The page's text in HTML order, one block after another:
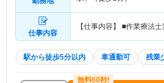
仕事内容
【仕事内容】 ■作業療法
駅から徒歩5分以内 車通勤可 残業